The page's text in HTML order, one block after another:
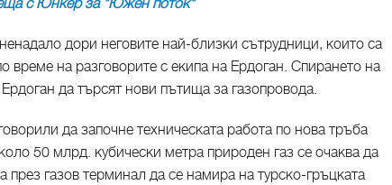
с Юнкер за "Южен поток"
дори неговите най-близки сътрудници, които са
време на разговорите с екипа на Ердоган. Спирането на
да търсят нови пътища за газопровода.
да започне техническата работа по нова тръба
50 млрд. кубически метра природен газ се очаква да
през газов терминал да се намира на турско-гръцката